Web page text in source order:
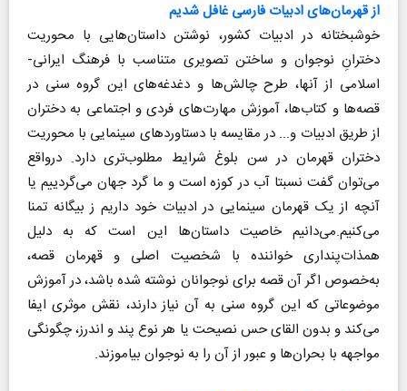
از قهرمان‌های ادبیات فارسی غافل شدیم
خوشبختانه در ادبیات کشور، نوشتن داستان‌هایی با محوریت
دخترانِ نوجوان و ساختن تصویری متناسب با فرهنگ ایرانی-
اسلامی از آنها، طرح چالش‌ها و دغدغه‌های این گروه سنی در
قصه‌ها و کتاب‌ها، آموزش مهارت‌های فردی و اجتماعی به دختران
از طریق ادبیات و... در مقایسه با دستاوردهای سینمایی با محوریت
دختران قهرمان در سن بلوغ شرایط مطلوب‌تری دارد. درواقع
می‌توان گفت نسبتا آب در کوزه است و ما گرد جهان می‌گردییم یا
آنچه از یک قهرمان سینمایی در ادبیات خود داریم ز بیگانه تمنا
می‌کنیم.می‌دانیم خاصیت داستان‌ها این است که به دلیل
همذات‌پنداری خواننده با شخصیت اصلی و قهرمان قصه،
به‌خصوص اگر آن قصه برای نوجوانان نوشته شده باشد، در آموزش
موضوعاتی که این گروه سنی به آن نیاز دارند، نقش موثری ایفا
می‌کند و بدون القای حس نصیحت یا هر نوع پند و اندرز، چگونگی
مواجهه با بحران‌ها و عبور از آن را به نوجوان بیاموزند.